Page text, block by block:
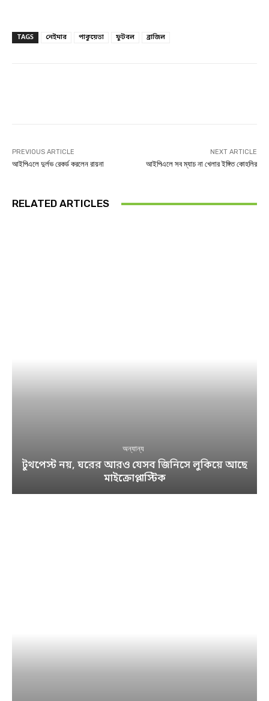
TAGS নেইমার পাকুয়েতা ফুটবল ব্রাজিল
PREVIOUS ARTICLE
আইপিএলে দুর্লভ রেকর্ড করলেন রায়না
NEXT ARTICLE
আইপিএলে সব ম্যাচ না খেলার ইঙ্গিত কোহলির
RELATED ARTICLES
অন্যান্য
টুথপেস্ট নয়, ঘরের আরও যেসব জিনিসে লুকিয়ে আছে
মাইক্রোপ্লাস্টিক